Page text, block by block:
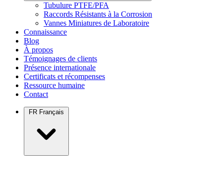
Tubulure PTFE/PFA
Raccords Résistants à la Corrosion
Vannes Miniatures de Laboratoire
Connaissance
Blog
À propos
Témoignages de clients
Présence internationale
Certificats et récompenses
Ressource humaine
Contact
FR Français